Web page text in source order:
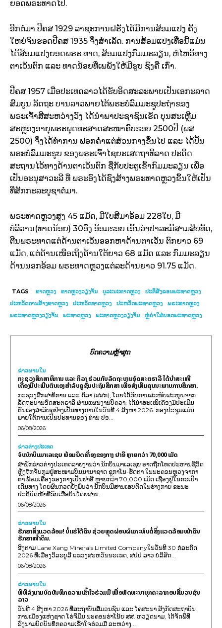
ຍອດພຣະທາດໄປ.
ອີກຕໍ່ມາ ປີຄສ 1929 ລາຊະການຝຣັ່ງໄດ້ມີການສ້ອມແປງ ຄັ້ງ
ໃຫຍ່ຈົນຮອດປີຄສ 1935 ຈຶ່ງສຳເລັດ. ການສ້ອມແປງເທື່ອນີ້ແມ່ນ
ໄດ້ສ້ອມແປງຍອດພຣະ ທາດ, ສ້ອມແປງກົມມະລຽນ, ຫໍໄຫວ້ທາງ
ຕາເວັນຕົກ ແລະ ທາດນ້ອຍທີ່ເພພັງໃຫ້ມີຮູບ ຊົງຄື ເກົ່າ.
ປີຄສ 1957 ເມື່ອປະເທດລາວໄດ້ຮັບອິດສະລະພາບເປັນເອກະລາດ
ສົມບູນ ລັດຖະ ບານລາວພາຍໄຕ້ພຣະບໍລົມມະຊູປະຖຳຂອງ
ພຣະເຈົ້າສີສະຫວ່າງວົງ ໄດ້ນຳພາປະຊາຊົນເຮັດ ບຸນສະເຫຼີມ
ສະຫຼອງອາຍຸພຣະພຸດທະສາດສະໜາຄົບຮອບ 2500ປີ (ພສ
2500) ຈຶ່ງໄດ້ທຳການ ຟອກຄຳແຕ່ສ່ວນກາງຂຶ້ນໄປ ແລະ ໄດ້ປັ້ນ
ພຣະບໍລົມມະຮູບ ຂອງພຣະເຈົ້າໄຊຍະເສດຖາທິລາດ ປະດິດ
ສະຖານໄວ້ທາງດ້ານຕາເວັນຕົກ ຊື່ກັບປະຕູເຂົ້າກົມມະລຽນ ເພື່ອ
ເປັນອະນຸສາວະລີ ທີ່ ພຣະອົງໄດ້ຊົງສ້າງພຣະທາດຫຼວງຂຶ້ນໃຫ້ເປັນ
ທີ່ສັກກະລະບູຊາຕໍ່ມາ.
ພຣະທາດຫຼວງສູງ 45 ແມັດ, ມີໃບສີມາອ້ອມ 228ໃບ, ມີ
ບໍລິວານ(ທາດນ້ອຍ) 30ອົງ ອ້ອມຮອບ ເອິ້ນວ່າປາລະມີສາມສິບທັດ,
ຕີນພຣະທາດແຕ່ດ້ານຕາເວັນອອກຫາດ້ານຕາເວັນ ຕົກຍາວ 69
ແມັດ, ແຕ່ດ້ານເໜືອເຖິງດ້ານໃຕ້ຍາວ 68 ແມັດ ແລະ ກົມມະລຽນ
ດ້ານນອກອ້ອມ ພຣະທາດຫຼວງແຕ່ລະດ້ານຍາວ 91.75 ແມັດ.
TAGS ທາດຫຼວງ ທາດຫຼວງວຽງຈັນ ບູລະນະທາດຫຼວງ
ປະຕິສັງຂອນພະທາດຫຼວງ
ປະຫວັດການສ້າງທາດຫຼວງ
ປະຫວັດທາດຫຼວງ ປະຫວັດພະທາດຫຼວງ
ພຣະທາດຫຼວງ
ພຣະທາດຫຼວງວຽງຈັນ
ພະທາດຫຼວງ ພະທາດຫຼວງວຽງຈັນ ຫຼໍ່ຄຳໃສ່ຍອດພະທາດຫຼວງ
ບົດຄວາມຫຼ້າສຸດ
ຂ່າວພາຍ​ໃນ
ກະຊວງສຶກສາທິການ ແລະ ກິລາ ຮ່ວມກັບລັດຖະບານອົດສະຕຣາລີ ໄດ້ນຳສະເໜີ
ເຄື່ອງມືປະເມີນຕົນເອງສຳລັບຄູຊັ້ນປະຖົມສຶກສາ ເພື່ອສົ່ງເສີມຄຸນນະພາບການສຶກສາ.
ກະຊວງສຶກສາທິການ ແລະ ກິລາ (ສສກ), ໂດຍໄດ້ຮັບການສະໜັບສະໜູນຈາກ
ລັດຖະບານອົດສະຕຣາລີ ຜ່ານແຜນງານບີຄວາ, ໄດ້ນຳສະເໜີເຄື່ອງມືປະເມີນ
ຕົນເອງສຳລັບຄູຢ່າງເປັນທາງການໃນວັນທີ 4 ສິງຫາ 2026. ກອງປະຊຸມແມ່ນ
ພາຍໃຕ້ການເປັນປະທານຂອງ ທ່ານ ປອ...
06/08/2026
ຂ່າວຕ່າງປະເທດ
ຈັບນັກບິນມາເລເຊຍ ພ້ອມຍຶດເຄື່ອງຂອງກາງ ຢາອີ ຫຼາຍກວ່າ 70,000 ເມັດ
ສຳນັກຂ່າວຕ່າງປະເທດລາຍງານວ່າ ນັກບິນມາເລເຊຍ ອາດຖືກໂທດປະຫານຊີວິດ
ຫຼັງຖືກຈັບກຸມຢູ່ສະໜາມບິນນານາຊາດ ຊູກາໂນ-ຮັດຕາ ໃນນະຄອນຫຼວງຈາກາ
ຕາ ພ້ອມເຄື່ອງຂອງກາງເປັນຢາອີ ຫຼາຍກວ່າ 70,000 ເມັດ ເຊື່ອງຢູ່ໃນກະເປົາ
ເດີນທາງ ໂດຍຜົນກວດຍັງພົບວ່າ ນັກບິນມີສານເສບຕິດໃນຮ່າງກາຍ ຂະນະ
ປະຕິບັດໜ້າທີ່ຂັບເຮືອບິນໂດຍສານ...
06/08/2026
ຂ່າວພາຍ​ໃນ
ຮັກສາສິ່ງແວດລ້ອມ! ບໍ່ແຮ່ໃຕ້ດິນ ຊ່ວຍຫຼຸດຜ່ອນຜົນກະທົບຕໍ່ສິ່ງແວດລ້ອມໜ້າດິນ
ຮັກສາໜ້າດິນ.
ອີງຕາມ Lane Xang Minerals Limited Companyໃນວັນທີ 30 ກໍລະກົດ
2026 ທີ່ເມືອງວິລະບູລີ ແຂວງສະຫວັນນະເຂດ, ສປປ ລາວ ບໍລິສັດ...
06/08/2026
ຂ່າວພາຍ​ໃນ
ພິທີລົງນາມບົດບັນທຶກຄວາມເຂົ້າໃຈຮ່ວມມື ເພື່ອພັດທະນາບຸກຄະລາກອນສື່ມວນຊົນ
ລາວ
ວັນທີ 4 ສິງຫາ 2026 ທີ່ສະຖາບັນສື່ມວນຊົນ ແລະ ໂຄສະນາ ສັງກັດສະຖາບັນ
ການເມືອງແຫ່ງຊາດ ໂຮ່ຈິມິນ ນະຄອນຮ່າໂນ້ຍ ສສ. ຫວຽດນາມ, ໄດ້ຈັດພິທີ
ລົງນາມບົດບັນທຶກຄວາມເຂົ້າໃຈຮ່ວມມື ລະຫວ່າງ...